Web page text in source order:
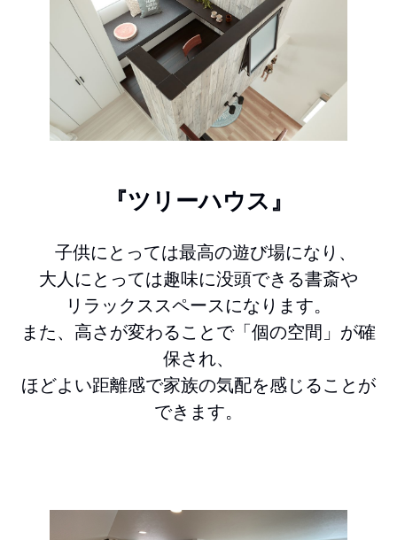
『ツリーハウス』
子供にとっては最高の遊び場になり、
大人にとっては趣味に没頭できる書斎や
リラックススペースになります。
また、高さが変わることで「個の空間」が確
保され、
ほどよい距離感で家族の気配を感じることが
できます。